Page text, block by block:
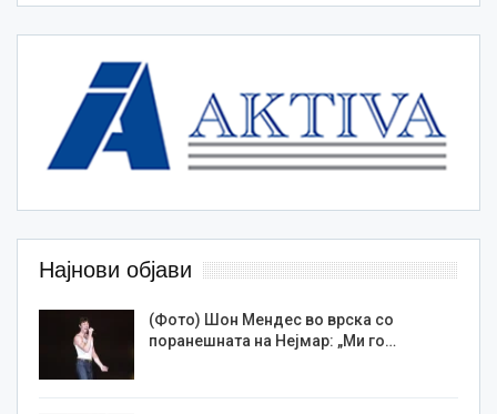
Најнови објави
(Фото) Шон Мендес во врска со
поранешната на Нејмар: „Ми го…